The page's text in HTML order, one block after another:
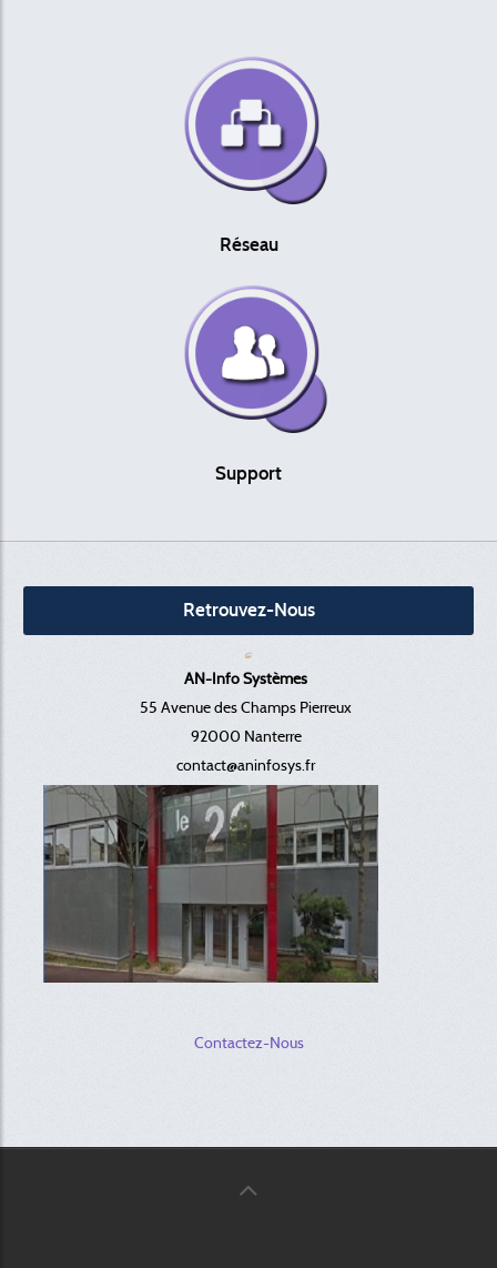
Réseau
Support
Retrouvez-Nous
AN-Info Systèmes
55 Avenue des Champs Pierreux
92000 Nanterre
contact@aninfosys.fr
Contactez-Nous